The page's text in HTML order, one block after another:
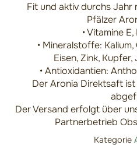
Fit und aktiv durchs
Pfälzer
• Vitamine
• Mineralstoffe:
Eisen, Zink,
• Antioxidantien:
Der Aronia Direktsaft
Der Versand erfolgt über
Partnerbetrieb
Kategorie